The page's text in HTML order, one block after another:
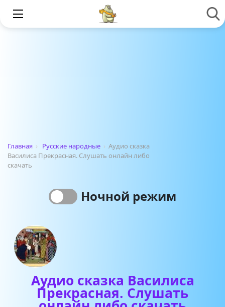
Главная › Русские народные › Аудио сказка
Василиса Прекрасная. Слушать онлайн либо
скачать
Ночной режим
Аудио сказка Василиса
Прекрасная. Слушать